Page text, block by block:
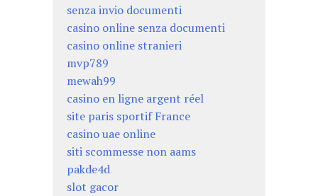
senza invio documenti
casino online senza documenti
casino online stranieri
mvp789
mewah99
casino en ligne argent réel
site paris sportif France
casino uae online
siti scommesse non aams
pakde4d
slot gacor